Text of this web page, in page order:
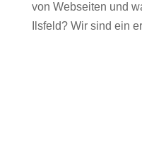
von Webseiten und
Ilsfeld? Wir sind ein